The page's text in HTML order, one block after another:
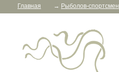
Главная → Рыболов-спортсмен